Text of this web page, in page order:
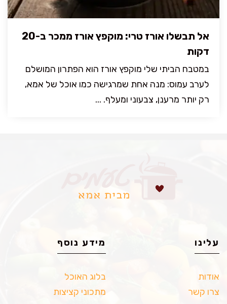
אל תבשלו אורז טרי: מוקפץ אורז ממכר ב-20
דקות
במטבח הביתי שלי מוקפץ אורז הוא הפתרון המושלם
לערב עמוס: מנה אחת שמרגישה כמו אוכל של אמא,
רק יותר מרענן, צבעוני ומעלף. ...
עלינו
אודות
צרו קשר
מידע נוסף
בלוג האוכל
מתכוני קציצות